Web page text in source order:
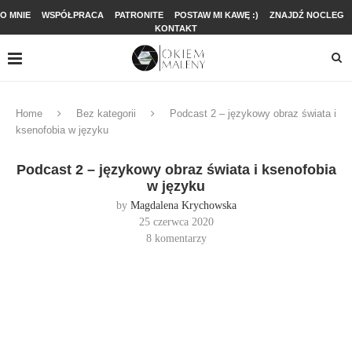
O MNIE WSPÓŁPRACA PATRONITE POSTAW MI KAWĘ :)
ZNAJDŹ NOCLEG
KONTAKT
Home Bez kategorii
Podcast 2 – językowy obraz świata i
ksenofobia w języku
Podcast 2 – językowy obraz świata i ksenofobia
w języku
by Magdalena Krychowska
25 czerwca 2020
8 komentarzy